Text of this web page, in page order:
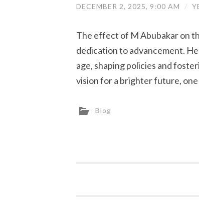
DECEMBER 2, 2025, 9:00 AM /
The effect of M Abubakar on
dedication to advancement.
age, shaping policies and
vision for a brighter future,
Blog